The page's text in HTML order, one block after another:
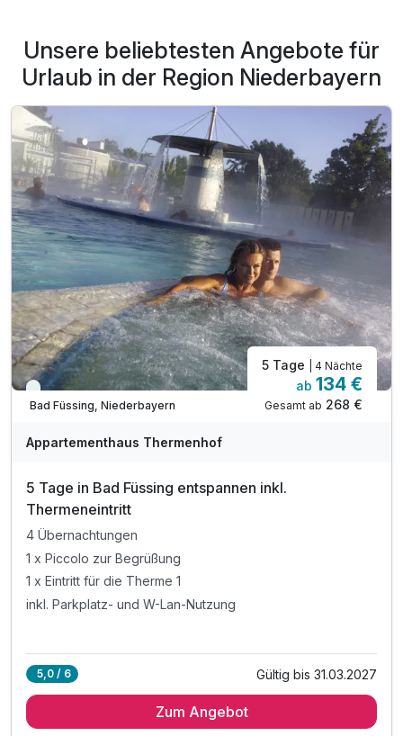
Unsere beliebtesten Angebote für
Urlaub in der Region Niederbayern
Viele Termine frei
Bad Füssing, Niederbayern
5 Tage | 4 Nächte
ab 134 €
Gesamt ab 268 €
Appartementhaus Thermenhof
5 Tage in Bad Füssing entspannen inkl.
Thermeneintritt
4 Übernachtungen
1 x Piccolo zur Begrüßung
1 x Eintritt für die Therme 1
inkl. Parkplatz- und W-Lan-Nutzung
5,0 / 6 Gültig bis 31.03.2027
Zum Angebot